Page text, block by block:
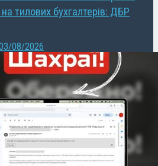
тилових бухгалтерів: ДБР
08/2026